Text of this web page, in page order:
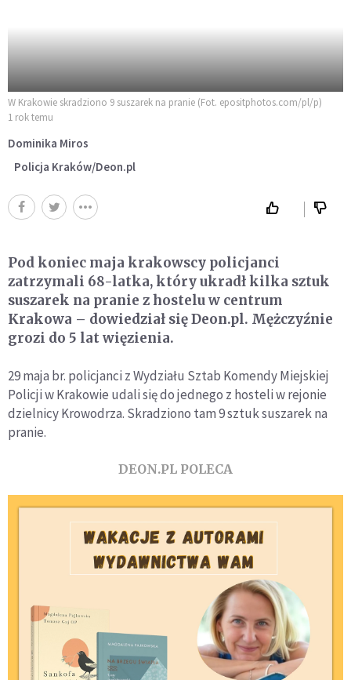
W Krakowie skradziono 9 suszarek na pranie (Fot. epositphotos.com/pl/p)
1 rok temu
Dominika Miros
Policja Kraków/Deon.pl
Pod koniec maja krakowscy policjanci
zatrzymali 68-latka, który ukradł kilka sztuk
suszarek na pranie z hostelu w centrum
Krakowa – dowiedział się Deon.pl. Mężczyźnie
grozi do 5 lat więzienia.
29 maja br. policjanci z Wydziału Sztab Komendy Miejskiej
Policji w Krakowie udali się do jednego z hosteli w rejonie
dzielnicy Krowodrza. Skradziono tam 9 sztuk suszarek na
pranie.
DEON.PL POLECA